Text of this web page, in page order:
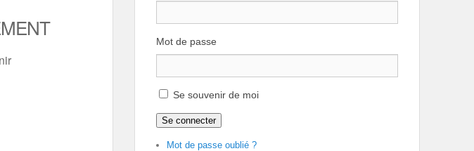
Mot de passe
Se souvenir de moi
Se connecter
Mot de passe oublié ?